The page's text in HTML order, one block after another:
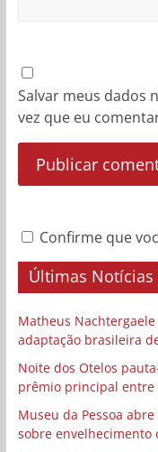
Salvar meus dados
vez que eu
Confirme que
Últimas Notícias
Matheus
adaptação brasileira
Noite dos Otelos
prêmio principal entre
Museu da Pessoa
sobre